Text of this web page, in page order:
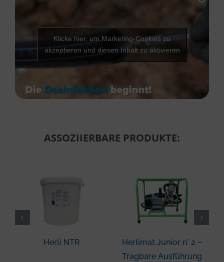
Klicke hier, um Marketing-Cookies zu
akzeptieren und diesen Inhalt zu aktivieren
ASSOZIIERBARE PRODUKTE:
Herli NTR
Herlimat Junior n° 2 –
Tragbare Ausführung